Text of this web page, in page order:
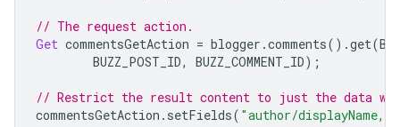
// The request action.
Get commentsGetAction = blogger .comments().get(
BUZZ_POST_ID, BUZZ_COMMENT_ID);
// Restrict the result content to just the data we
commentsGetAction . setFields( "author/